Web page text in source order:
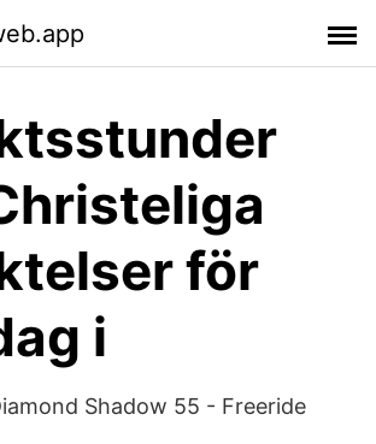
för
i
Shadow 55 - Freeride